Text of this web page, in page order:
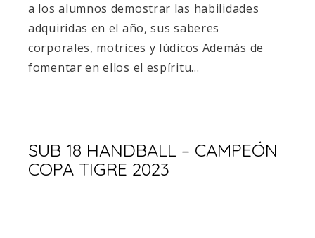
a los alumnos demostrar las habilidades
adquiridas en el año, sus saberes
corporales, motrices y lúdicos Además de
fomentar en ellos el espíritu…
SUB 18 HANDBALL – CAMPEÓN
COPA TIGRE 2023